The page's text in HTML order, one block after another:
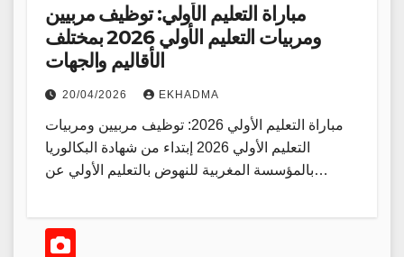
مباراة التعليم الأولي: توظيف مربيين
ومربيات التعليم الأولي 2026 بمختلف
الأقاليم والجهات
20/04/2026 EKHADMA
مباراة التعليم الأولي 2026: توظيف مربيين ومربيات
التعليم الأولي 2026 إبتداء من شهادة البكالوريا
بالمؤسسة المغربية للنهوض بالتعليم الأولي عن…